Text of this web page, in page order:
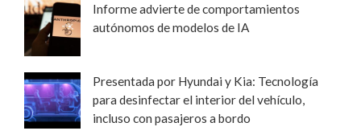
Informe advierte de comportamientos
autónomos de modelos de IA
Presentada por Hyundai y Kia: Tecnología
para desinfectar el interior del vehículo,
incluso con pasajeros a bordo